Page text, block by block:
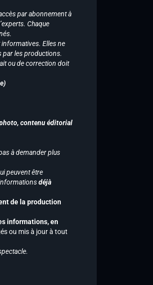
par abonnement à
Chaque
Elles ne
par les productions.
ou de correction doit
contenu éditorial
à demander plus
peuvent être
déjà
de la production
informations, en
ou mis à jour à tout